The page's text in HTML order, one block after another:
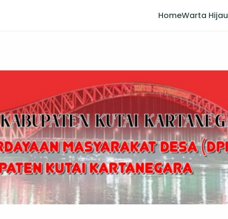
HomeWarta Hijau